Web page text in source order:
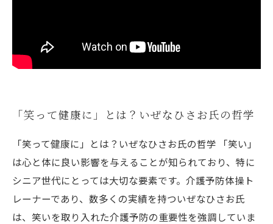
「笑って健康に」とは？いぜなひさお氏の哲学
「笑って健康に」とは？いぜなひさお氏の哲学 「笑い」
は心と体に良い影響を与えることが知られており、特に
シニア世代にとっては大切な要素です。介護予防体操ト
レーナーであり、数多くの実績を持ついぜなひさお氏
は、笑いを取り入れた介護予防の重要性を強調していま